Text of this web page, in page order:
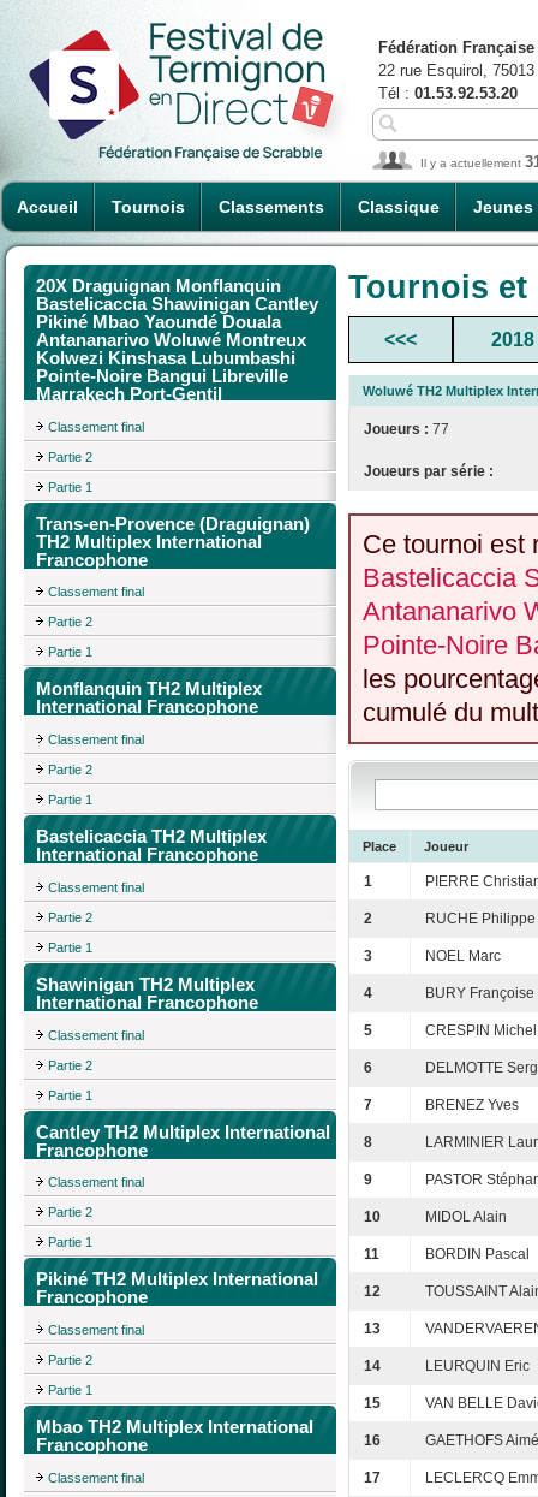
Accueil Tournois Classements Classique Jeunes
Fédération
22 rue Esquirol,
Tél : 01.53.92.53.20
Il y a actuellement
20X Draguignan Monflanquin
Bastelicaccia Shawinigan Cantley
Pikiné Mbao Yaoundé Douala
Antananarivo Woluwé Montreux
Kolwezi Kinshasa Lubumbashi
Pointe-Noire Bangui Libreville
Marrakech Port-Gentil
Classement final
Partie 2
Partie 1
Trans-en-Provence (Draguignan)
TH2 Multiplex International
Francophone
Classement final
Partie 2
Partie 1
Monflanquin TH2 Multiplex
International Francophone
Classement final
Partie 2
Partie 1
Bastelicaccia TH2 Multiplex
International Francophone
Classement final
Partie 2
Partie 1
Shawinigan TH2 Multiplex
International Francophone
Classement final
Partie 2
Partie 1
Cantley TH2 Multiplex International
Francophone
Classement final
Partie 2
Partie 1
Pikiné TH2 Multiplex International
Francophone
Classement final
Partie 2
Partie 1
Mbao TH2 Multiplex International
Francophone
Classement final
Tournois
<<< 2018
Woluwé TH2 Multiplex
Joueurs : 77
Joueurs par série :
Ce tournoi est
Bastelicaccia
Antananarivo
Pointe-Noire
les
cumulé du
Place Joueur
1 PIERRE
2 RUCHE Philippe
3 NOEL Marc
4 BURY Françoise
5 CRESPIN Michel
6 DELMOTTE
7 BRENEZ Yves
8 LARMINIER
9 PASTOR
10 MIDOL Alain
11 BORDIN Pascal
12 TOUSSAINT
13
14 LEURQUIN Eric
15 VAN BELLE
16 GAETHOFS Aimé
17 LECLERCQ